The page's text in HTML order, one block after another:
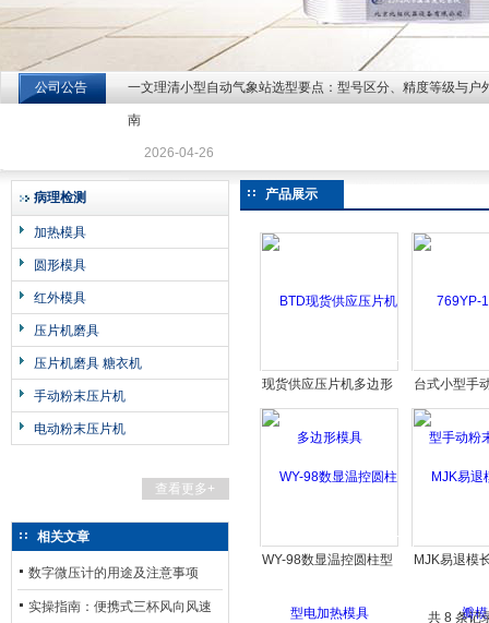
北京北拓仪器设备有限公司
公司公告 一文理清小型自动气象站选型要点：型号区分、精度等级与户
南
2026-04-26
病理检测
加热模具
圆形模具
红外模具
压片机磨具
压片机磨具 糖衣机
手动粉末压片机
电动粉末压片机
查看更多+
相关文章
数字微压计的用途及注意事项
实操指南：便携式三杯风向风速
产品展示
现货供应压片机多边形
模具
台式小型手
机
WY-98数显温控圆柱型
MJK易退模
共 8 条记